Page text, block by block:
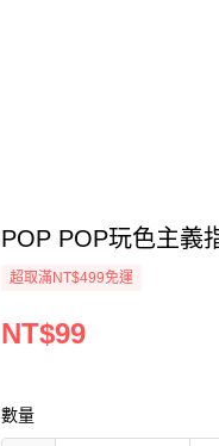
POP POP玩色主義
超取滿NT$499免運
NT$99
數量